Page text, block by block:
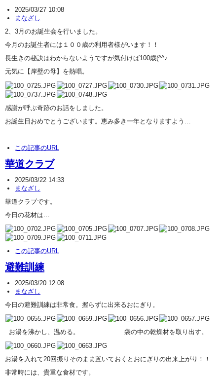
2025/03/27 10:08
まなざし
2、3月のお誕生会を行いました。
今月のお誕生者には１００歳の利用者様がいます！！
長生きの秘訣はわからないようですが気付けば100歳(^^♪
元気に【岸壁の母】を熱唱。
感謝が呼ぶ奇跡のお話をしました。
お誕生日おめでとうございます。恵み多き一年となりますよう…
この記事のURL
華道クラブ
2025/03/22 14:33
まなざし
華道クラブです。
今日の花材は…
この記事のURL
避難訓練
2025/03/20 12:08
まなざし
今日の避難訓練は非常食。握らずに出来るおにぎり。
お湯を沸かし、温める。 袋の中の乾燥材を取り出す。
お湯を入れて20回振りそのまま置いておくとおにぎりの出来上がり！！
非常時には、貴重な食材です。